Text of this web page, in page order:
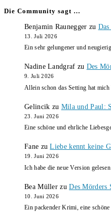
Die Community sagt …
Benjamin Raunegger zu
13. Juli 2026
Ein sehr gelungener und
Nadine Landgraf zu Des
9. Juli 2026
Allein schon das Setting hat
Gelincik zu Mila und Paul:
23. Juni 2026
Eine schöne und ehrliche
Fane zuLiebe kennt keine
19. Juni 2026
Ich habe die neue Version
Bea Müller zuDes Mörders
10. Juni 2026
Ein packender Krimi, eine